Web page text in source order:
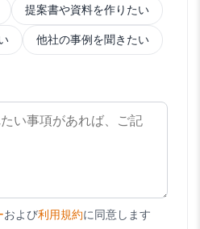
提案書や資料を作りたい
他社の事例を聞きたい
および利用規約に同意します